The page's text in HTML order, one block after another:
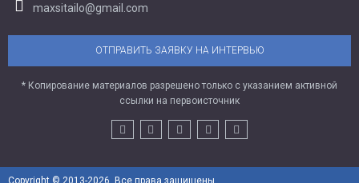
maxsitailo@gmail.com
ОТПРАВИТЬ ЗАЯВКУ НА ИНТЕРВЬЮ
* Копирование материалов разрешено только с указанием активной
ссылки на первоисточник
Copyright © 2013-2026. Все права защищены.